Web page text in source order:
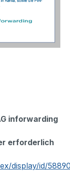
inforwarding
erforderlich
display/id/